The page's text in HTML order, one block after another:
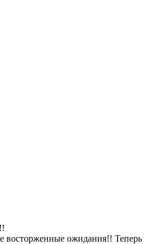
восторженные ожидания!! Теперь